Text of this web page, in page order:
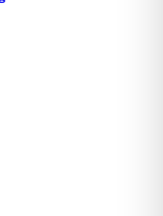
was in der
von
in der
eine präzise
Prozessen.
Lager- und
Aktoren dazu